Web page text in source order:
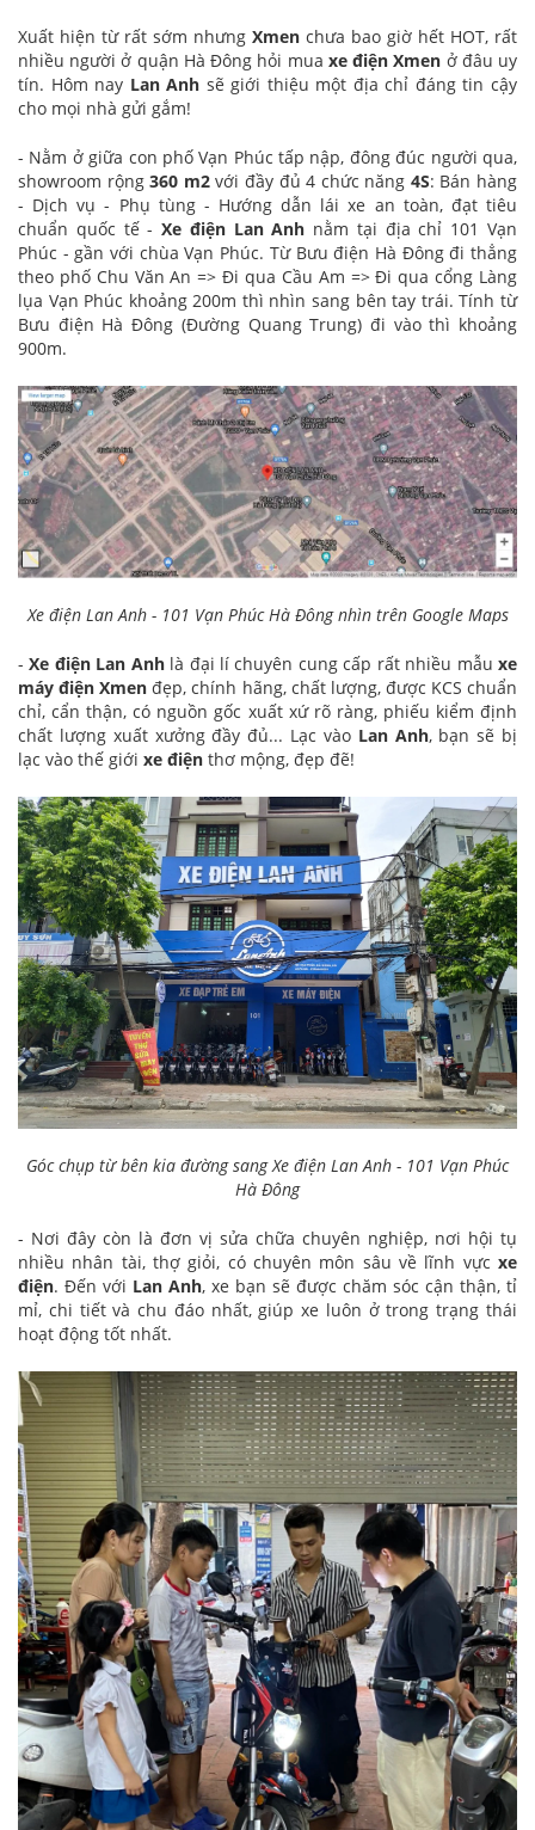
Xuất hiện từ rất sớm nhưng Xmen chưa bao giờ hết HOT, rất
nhiều người ở quận Hà Đông hỏi mua xe điện Xmen ở đâu uy
tín. Hôm nay Lan Anh sẽ giới thiệu một địa chỉ đáng tin cậy
cho mọi nhà gửi gắm!
- Nằm ở giữa con phố Vạn Phúc tấp nập, đông đúc người qua,
showroom rộng360 m2với đầy đủ 4 chức năng 4S: Bán hàng
- Dịch vụ - Phụ tùng - Hướng dẫn lái xe an toàn, đạt tiêu
chuẩn quốc tế -Xe điện Lan Anh nằm tại địa chỉ 101 Vạn
Phúc - gần với chùa Vạn Phúc. Từ Bưu điện Hà Đông đi thẳng
theo phố Chu Văn An => Đi qua Cầu Am => Đi qua cổng Làng
lụa Vạn Phúc khoảng 200m thì nhìn sang bên tay trái. Tính từ
Bưu điện Hà Đông (Đường Quang Trung) đi vào thì khoảng
900m.
Xe điện Lan Anh - 101 Vạn Phúc Hà Đông nhìn trên Google Maps
-Xe điện Lan Anhlà đại lí chuyên cung cấp rất nhiều mẫuxe
máy điện Xmen đẹp, chính hãng, chất lượng, được KCS chuẩn
chỉ, cẩn thận, có nguồn gốc xuất xứ rõ ràng, phiếu kiểm định
chất lượng xuất xưởng đầy đủ... Lạc vàoLan Anh, bạn sẽ bị
lạc vào thế giới xe điện thơ mộng, đẹp đẽ!
Góc chụp từ bên kia đường sang Xe điện Lan Anh - 101 Vạn Phúc
Hà Đông
- Nơi đây còn là đơn vị sửa chữa chuyên nghiệp, nơi hội tụ
nhiều nhân tài, thợ giỏi, có chuyên môn sâu về lĩnh vực xe
điện. Đến với Lan Anh, xe bạn sẽ được chăm sóc cận thận, tỉ
mỉ, chi tiết và chu đáo nhất, giúp xe luôn ở trong trạng thái
hoạt động tốt nhất.